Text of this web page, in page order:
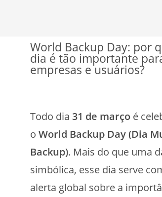
World Backup Day: por
dia é tão importante
empresas e usuários?
Todo dia 31 de marçoé
o World Backup Day (Dia
Backup). Mais do que uma
simbólica, esse dia serve
alerta global sobre a